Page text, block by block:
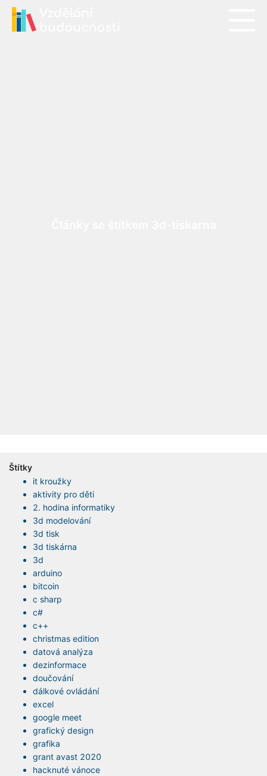
Štítky
it kroužky
aktivity pro děti
2. hodina informatiky
3d modelování
3d tisk
3d tiskárna
3d
arduino
bitcoin
c sharp
c#
c++
christmas edition
datová analýza
dezinformace
doučování
dálkové ovládání
excel
google meet
grafický design
grafika
grant avast 2020
hacknuté vánoce